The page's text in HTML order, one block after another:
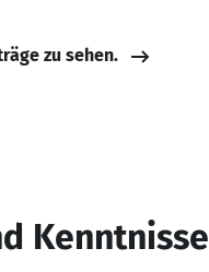
zu sehen.
Kenntnisse